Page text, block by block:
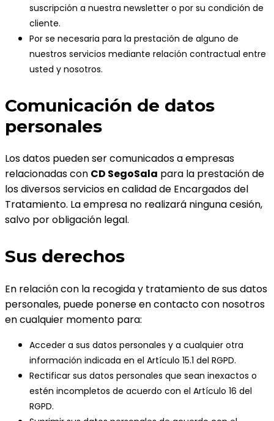
suscripción a nuestra newsletter o por su condición de
cliente.
Por se necesaria para la prestación de alguno de
nuestros servicios mediante relación contractual entre
usted y nosotros.
Comunicación de datos
personales
Los datos pueden ser comunicados a empresas
relacionadas con CD SegoSala para la prestación de
los diversos servicios en calidad de Encargados del
Tratamiento. La empresa no realizará ninguna cesión,
salvo por obligación legal.
Sus derechos
En relación con la recogida y tratamiento de sus datos
personales, puede ponerse en contacto con nosotros
en cualquier momento para:
Acceder a sus datos personales y a cualquier otra
información indicada en el Artículo 15.1 del RGPD.
Rectificar sus datos personales que sean inexactos o
estén incompletos de acuerdo con el Artículo 16 del
RGPD.